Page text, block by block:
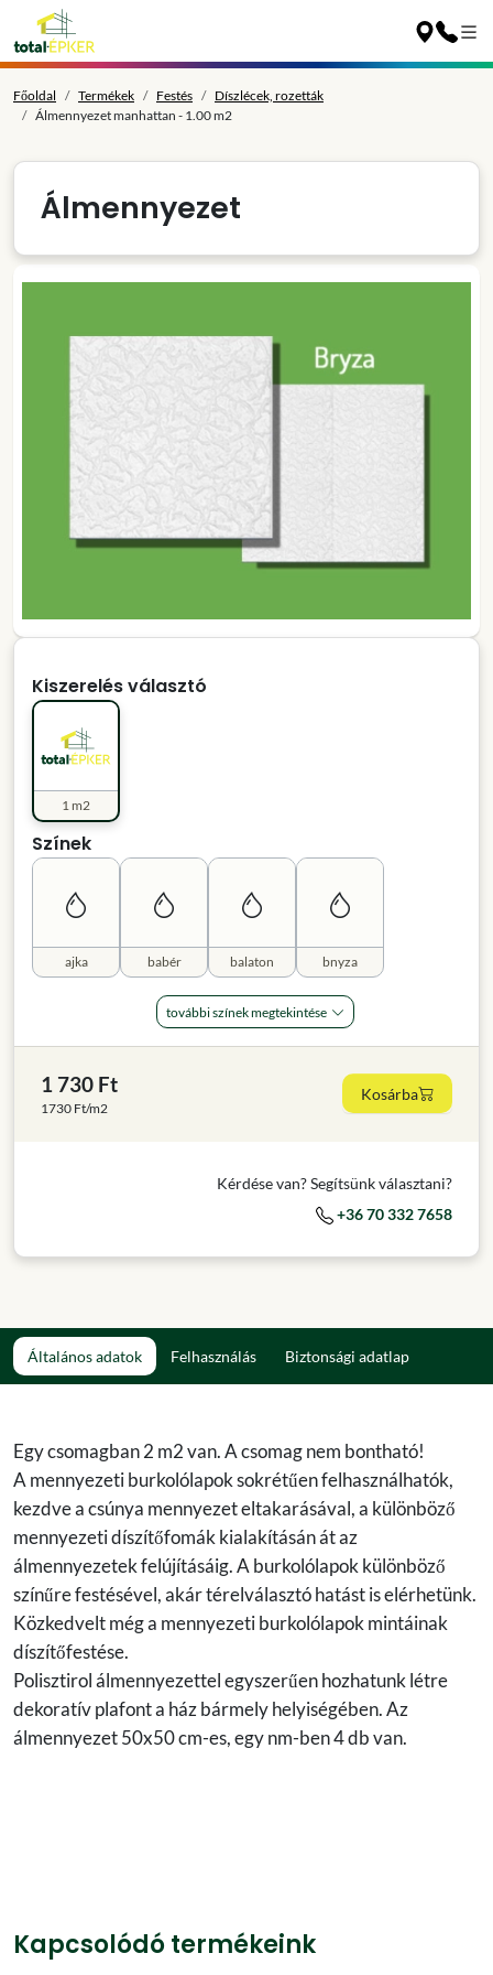
Főoldal Termékek Festés
Díszlécek, rozetták
Álmennyezet manhattan - 1.00 m2
Álmennyezet
Kiszerelés választó
1 m2
Színek
ajka babér balaton bnyza
további színek megtekintése
1 730 Ft
1730 Ft/m2
Kosárba
Kérdése van? Segítsünk választani?
+36 70 332 7658
Általános adatok Felhasználás Biztonsági adatlap
Egy csomagban 2 m2 van. A csomag nem bontható!
A mennyezeti burkolólapok sokrétűen felhasználhatók,
kezdve a csúnya mennyezet eltakarásával, a különböző
mennyezeti díszítőfomák kialakításán át az
álmennyezetek felújításáig. A burkolólapok különböző
színűre festésével, akár térelválasztó hatást is elérhetünk.
Közkedvelt még a mennyezeti burkolólapok mintáinak
díszítőfestése.
Polisztirol álmennyezettel egyszerűen hozhatunk létre
dekoratív plafont a ház bármely helyiségében. Az
álmennyezet 50x50 cm-es, egy nm-ben 4 db van.
Kapcsolódó termékeink